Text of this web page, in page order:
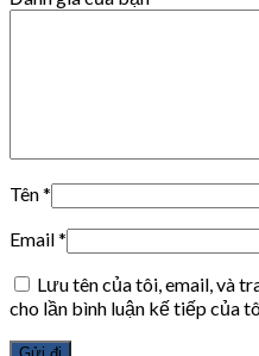
Tên*
Email*
Lưu tên của tôi, email, và
cho lần bình luận kế tiếp của